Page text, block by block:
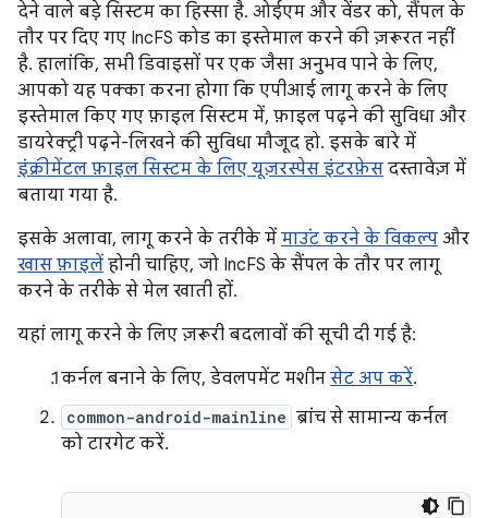
देने वाले बड़े सिस्टम का हिस्सा है. ओईएम और वेंडर को, सैंपल के
तौर पर दिए गए IncFS कोड का इस्तेमाल करने की ज़रूरत नहीं
है. हालांकि, सभी डिवाइसों पर एक जैसा अनुभव पाने के लिए,
आपको यह पक्का करना होगा कि एपीआई लागू करने के लिए
इस्तेमाल किए गए फ़ाइल सिस्टम में, फ़ाइल पढ़ने की सुविधा और
डायरेक्ट्री पढ़ने-लिखने की सुविधा मौजूद हो. इसके बारे में
इंक्रीमेंटल फ़ाइल सिस्टम के लिए यूज़रस्पेस इंटरफ़ेस दस्तावेज़ में
बताया गया है.
इसके अलावा, लागू करने के तरीके में माउंट करने के विकल्प और
खास फ़ाइलें होनी चाहिए, जो IncFS के सैंपल के तौर पर लागू
करने के तरीके से मेल खाती हों.
यहां लागू करने के लिए ज़रूरी बदलावों की सूची दी गई है:
कर्नल बनाने के लिए, डेवलपमेंट मशीन सेट अप करें.
common-android-mainline ब्रांच से सामान्य कर्नल
को टारगेट करें.